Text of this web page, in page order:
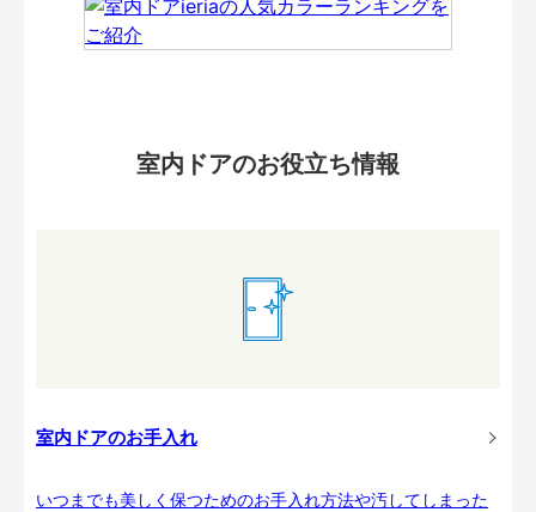
室内ドアのお役立ち情報
室内ドアのお手入れ
いつまでも美しく保つためのお手入れ方法や汚してしまった